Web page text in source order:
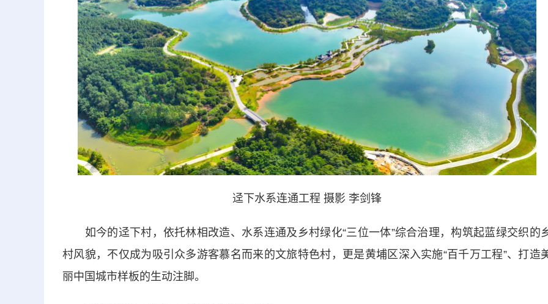
迳下水系连通工程 摄影 李剑锋
如今的迳下村，依托林相改造、水系连通及乡村绿化“三位一体”综合治理，构筑起蓝绿交织的
村风貌，不仅成为吸引众多游客慕名而来的文旅特色村，更是黄埔区深入实施“百千万工程”、打造
丽中国城市样板的生动注脚。